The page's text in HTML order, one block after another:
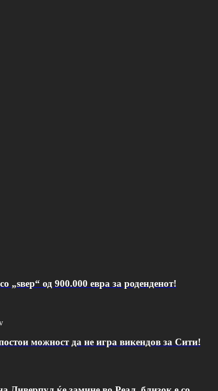
„ѕвер“ од 900.000 евра за роденденот!
можност да не игра викендов за Сити!